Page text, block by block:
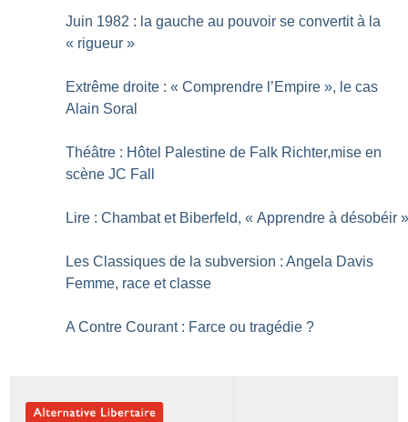
Juin 1982 : la gauche au pouvoir se convertit à la
« rigueur »
Extrême droite : « Comprendre l’Empire », le cas
Alain Soral
Théâtre : Hôtel Palestine de Falk Richter,mise en
scène JC Fall
Lire : Chambat et Biberfeld, « Apprendre à désobéir
Les Classiques de la subversion : Angela Davis
Femme, race et classe
A Contre Courant : Farce ou tragédie ?